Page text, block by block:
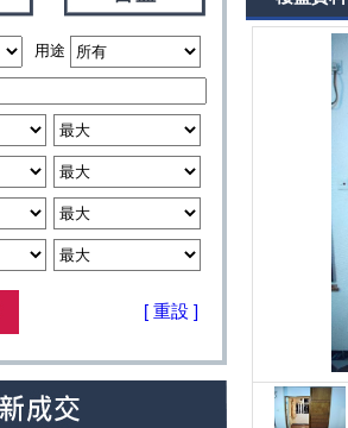
用途
[ 重設 ]